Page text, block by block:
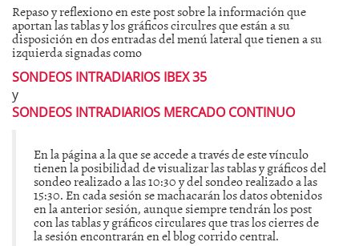
Repaso y reflexiono en este post sobre la información que
aportan las tablas y los gráficos circulres que están a su
disposición en dos entradas del menú lateral que tienen a su
izquierda signadas como
SONDEOS INTRADIARIOS IBEX 35
y
SONDEOS INTRADIARIOS MERCADO CONTINUO
En la página a la que se accede a través de este vínculo
tienen la posibilidad de visualizar las tablas y gráficos del
sondeo realizado a las 10:30 y del sondeo realizado a las
15:30. En cada sesión se machacarán los datos obtenidos
en la anterior sesión, aunque siempre tendrán los post
con las tablas y gráficos circulares que tras los cierres de
la sesión encontrarán en el blog corrido central.